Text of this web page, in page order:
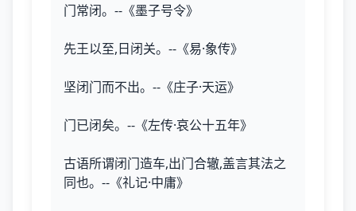
门常闭。--《墨子号令》
先王以至,日闭关。--《易·象传》
坚闭门而不出。--《庄子·天运》
门已闭矣。--《左传·哀公十五年》
古语所谓闭门造车,出门合辙,盖言其法之
同也。--《礼记·中庸》